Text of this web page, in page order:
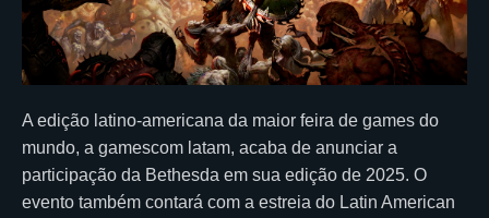
A edição latino-americana da maior feira de games do
mundo, a gamescom latam, acaba de anunciar a
participação da Bethesda em sua edição de 2025. O
evento também contará com a estreia do Latin American